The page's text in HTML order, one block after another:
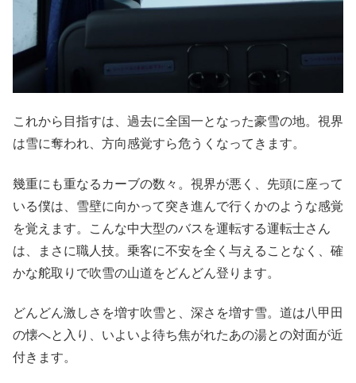
これから目指すは、過去に全国一となった豪雪の地。視界
は雪に奪われ、方向感覚すら危うくなってきます。
幾重にも重なるカーブの数々。視界が悪く、先頭に座って
いる僕は、雪壁に向かって突き進んで行くかのような感覚
を覚えます。こんな中大型のバスを運転する運転士さん
は、まさに職人技。乗客に不安を全く与えることなく、確
かな舵取りで吹雪の山道をどんどん登ります。
どんどん激しさを増す吹雪と、深さを増す雪。道は八甲田
の懐へと入り、いよいよ待ち焦がれたあの湯との対面が近
付きます。